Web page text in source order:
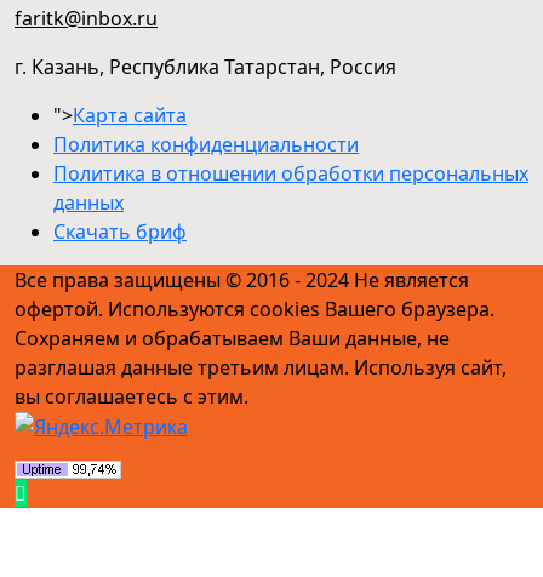
faritk@inbox.ru
г. Казань, Республика Татарстан, Россия
">Карта сайта
Политика конфиденциальности
Политика в отношении обработки персональных
данных
Скачать бриф
Все права защищены © 2016 - 2024 Не является
офертой. Используются cookies Вашего браузера.
Сохраняем и обрабатываем Ваши данные, не
разглашая данные третьим лицам. Используя сайт,
вы соглашаетесь с этим.